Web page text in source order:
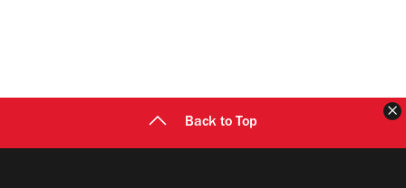
Back to Top